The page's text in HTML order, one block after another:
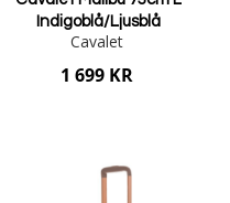
Indigoblå/Ljusblå
Cavalet
1 699 KR